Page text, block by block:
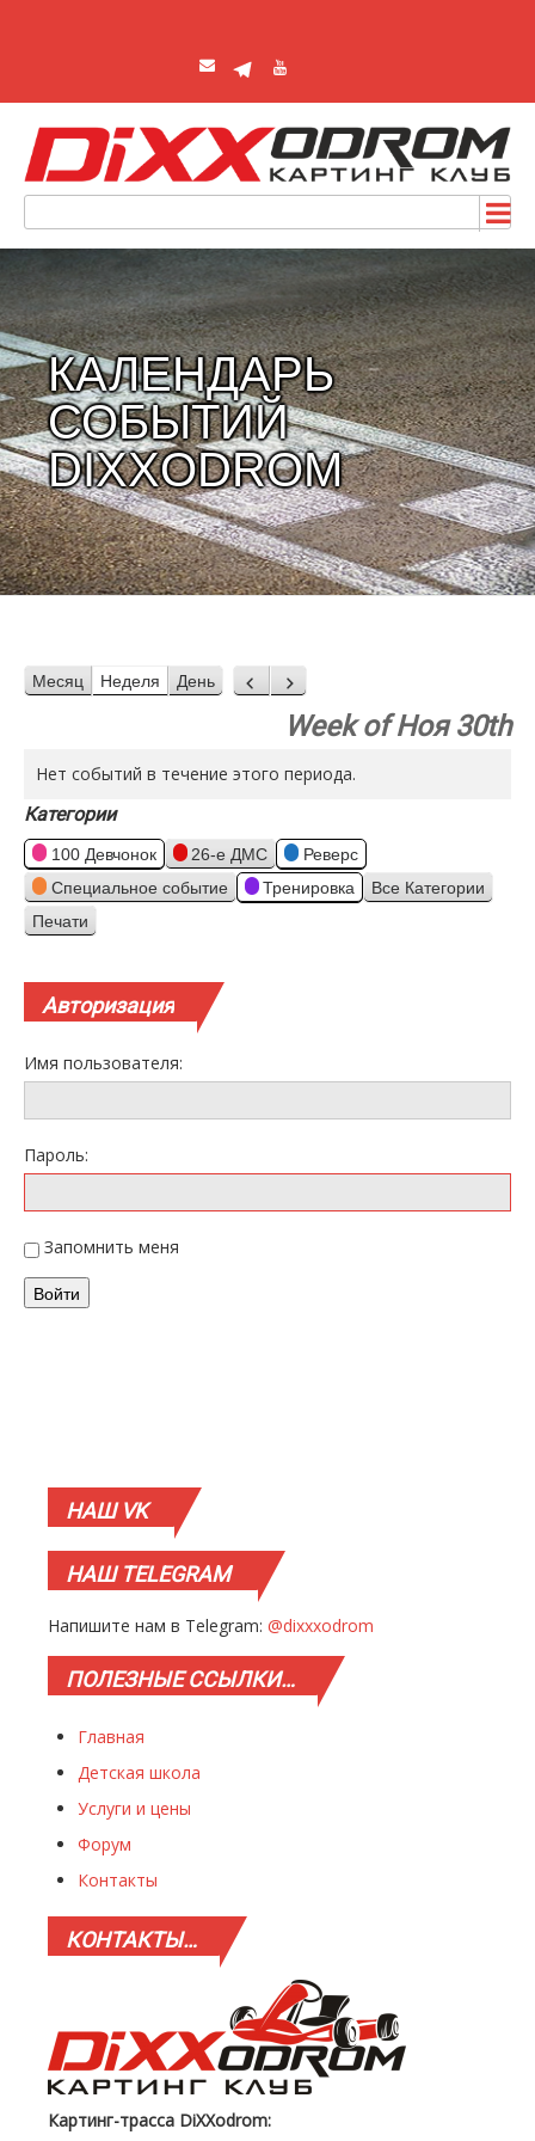
КАЛЕНДАРЬ
СОБЫТИЙ
DIXXODROM
Месяц Неделя День Назад
Вперед
Week of Ноя 30th
Нет событий в течение этого периода.
Категории
100 Девчонок 26-е ДМС
Реверс
Специальное событие
Тренировка Все Категории
Просмотр
Печати
Авторизация
Имя пользователя:
Пароль:
Запомнить меня
Войти
НАШVK
НАШTELEGRAM
Напишите нам в Telegram: @dixxxodrom
ПОЛЕЗНЫЕССЫЛКИ…
Главная
Детская школа
Услуги и цены
Форум
Контакты
КОНТАКТЫ…
Картинг-трасса DiXXodrom: